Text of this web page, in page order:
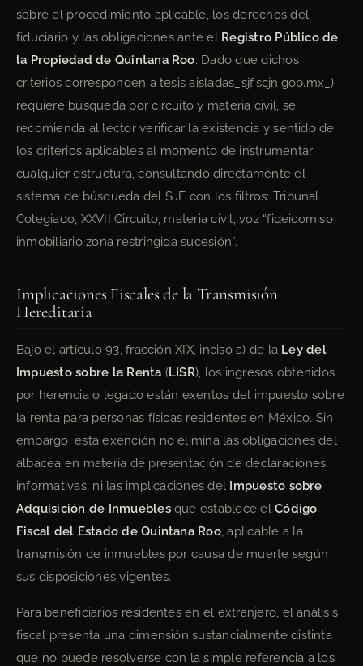
sobre el procedimiento aplicable, los derechos del
fiduciario y las obligaciones ante el Registro Público de
la Propiedad de Quintana Roo. Dado que dichos
criterios corresponden a tesis aisladas_sjf.scjn.gob.mx_)
requiere búsqueda por circuito y materia civil, se
recomienda al lector verificar la existencia y sentido de
los criterios aplicables al momento de instrumentar
cualquier estructura, consultando directamente el
sistema de búsqueda del SJF con los filtros: Tribunal
Colegiado, XXVII Circuito, materia civil, voz “fideicomiso
inmobiliario zona restringida sucesión”.
Implicaciones Fiscales de la Transmisión
Hereditaria
Bajo el artículo 93, fracción XIX, inciso a) de la Ley del
Impuesto sobre la Renta (LISR), los ingresos obtenidos
por herencia o legado están exentos del impuesto sobre
la renta para personas físicas residentes en México. Sin
embargo, esta exención no elimina las obligaciones del
albacea en materia de presentación de declaraciones
informativas, ni las implicaciones del Impuesto sobre
Adquisición de Inmueblesque establece elCódigo
Fiscal del Estado de Quintana Roo, aplicable a la
transmisión de inmuebles por causa de muerte según
sus disposiciones vigentes.
Para beneficiarios residentes en el extranjero, el análisis
fiscal presenta una dimensión sustancialmente distinta
que no puede resolverse con la simple referencia a los